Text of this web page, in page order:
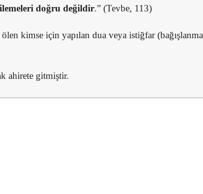
doğru değildir.” (Tevbe, 113)
kimse için yapılan dua veya istiğfar (bağışlanma
ahirete gitmiştir.